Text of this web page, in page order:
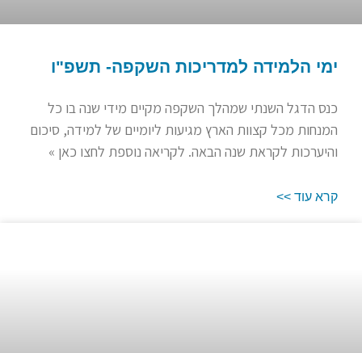
ימי הלמידה למדריכות השקפה- תשפ"ו
כנס הדגל השנתי שמהלך השקפה מקיים מידי שנה בו כל
המנחות מכל קצוות הארץ מגיעות ליומיים של למידה, סיכום
והיערכות לקראת שנה הבאה. לקריאה נוספת לחצו כאן »
קרא עוד >>